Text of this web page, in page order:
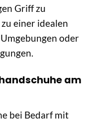
Griff zu
einer idealen
oder
am
bei Bedarf mit